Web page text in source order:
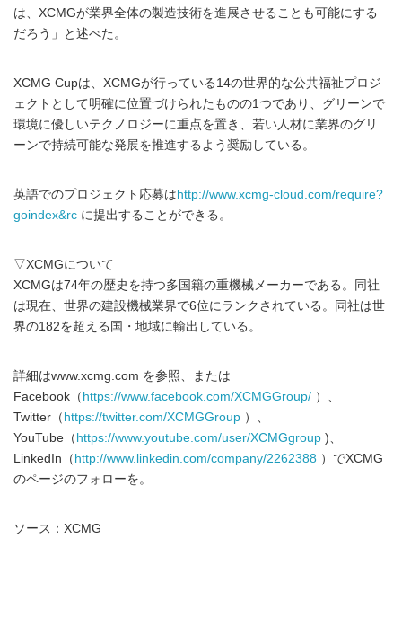
は、XCMGが業界全体の製造技術を進展させることも可能にする
だろう」と述べた。
XCMG Cupは、XCMGが行っている14の世界的な公共福祉プロジ
ェクトとして明確に位置づけられたものの1つであり、グリーンで
環境に優しいテクノロジーに重点を置き、若い人材に業界のグリ
ーンで持続可能な発展を推進するよう奨励している。
英語でのプロジェクト応募は http://www.xcmg-cloud.com/require?
goindex&rc に提出することができる。
▽XCMGについて
XCMGは74年の歴史を持つ多国籍の重機械メーカーである。同社
は現在、世界の建設機械業界で6位にランクされている。同社は世
界の182を超える国・地域に輸出している。
詳細はwww.xcmg.com を参照、または
Facebook（ https://www.facebook.com/XCMGGroup/ ）、
Twitter（ https://twitter.com/XCMGGroup ）、
YouTube（ https://www.youtube.com/user/XCMGgroup )、
LinkedIn（ http://www.linkedin.com/company/2262388 ）でXCMG
のページのフォローを。
ソース：XCMG